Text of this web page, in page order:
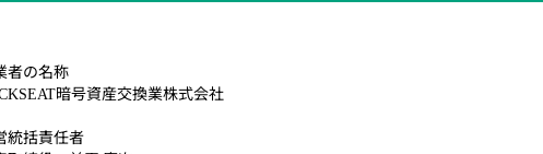
者の名称
暗号資産交換業株式会社
統括責任者